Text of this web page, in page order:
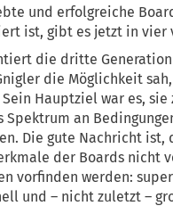
und erfolgreiche
ist, gibt es jetzt in vier
die dritte
die Möglichkeit
Sein Hauptziel war es,
Spektrum an
Die gute Nachricht ist,
der Boards nicht
vorfinden werden:
und – nicht zuletzt –